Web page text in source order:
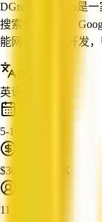
DGreat Solutions是
搜索引擎优化、
能网站设计与开发
英语, 中文
5-10 年
$300K - $500K
11 - 50